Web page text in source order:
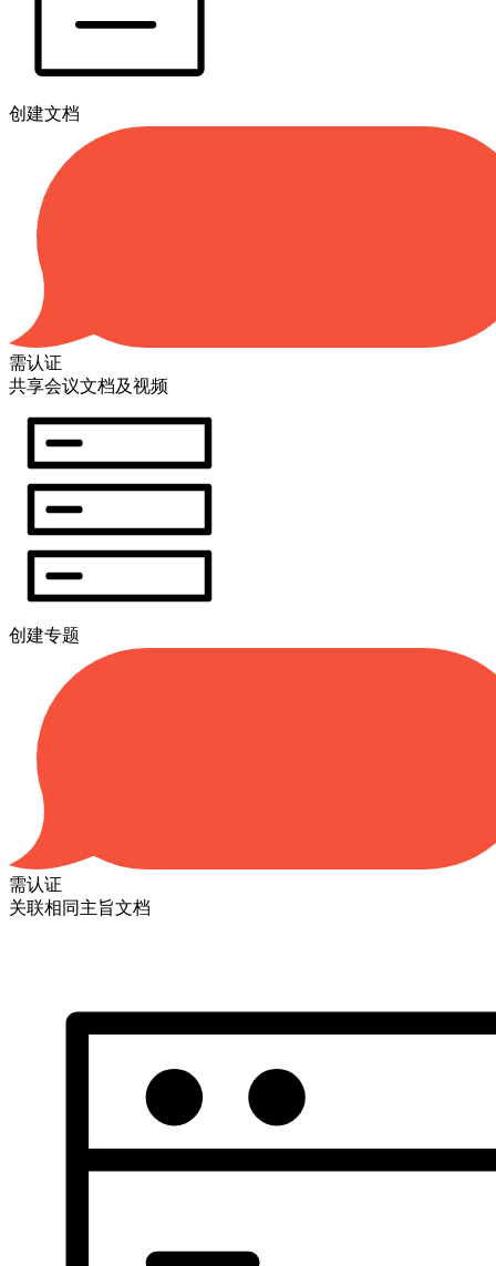
创建文档
需认证
共享会议文档及视频
创建专题
需认证
关联相同主旨文档